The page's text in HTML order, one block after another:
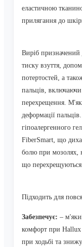
еластичною
прилягання до
Виріб призначений
тиску взуття,
потертостей, а
пальців,
перехрещення.
деформації пальців.
гіпоалергенного
FiberSmart, що
болю при мозолях,
що
Підходить для
Забезпечує: –
комфорт при Hallux
при ходьбі та